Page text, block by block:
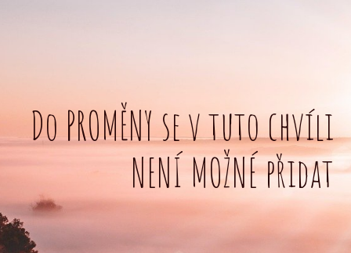
Do PROMĚNY se v tuto chvíli
NENÍ MOŽNÉ přidat